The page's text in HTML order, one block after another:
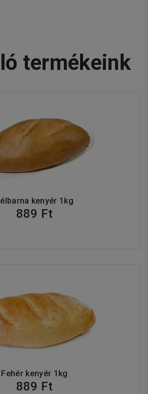
termékeink
kenyér 1kg
889 Ft
Fehér kenyér 1kg
889 Ft